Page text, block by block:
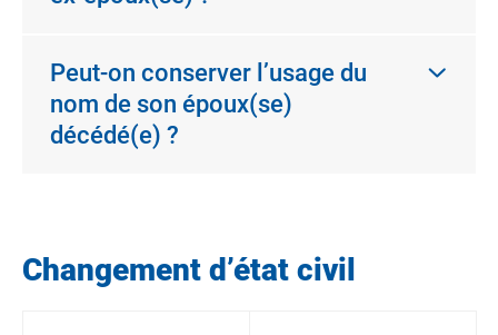
Peut-on conserver l’usage du
nom de son époux(se)
décédé(e) ?
Changement d’état civil